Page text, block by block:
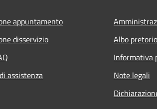
appuntamento
disservizio
assistenza
Albo pretorio
Informativa
Note legali